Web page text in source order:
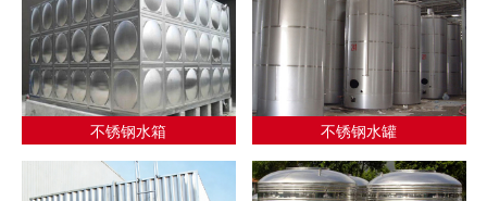
不锈钢水箱 不锈钢水罐